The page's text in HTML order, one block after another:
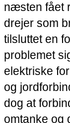
næsten fået
drejer som
tilsluttet en
problemet
elektriske
og
dog at
omtanke og